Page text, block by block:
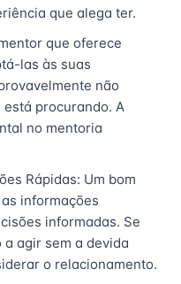
que alega ter.
que oferece
las às suas
não
procurando. A
no mentoria
Rápidas: Um bom
informações
informadas. Se
agir sem a devida
o relacionamento.